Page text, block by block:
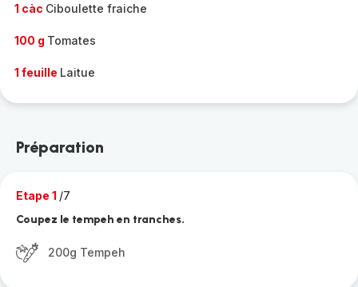
1 càc Ciboulette fraiche
100 g Tomates
1 feuille Laitue
Préparation
Etape 1 /7
Coupez le tempeh en tranches.
200g Tempeh